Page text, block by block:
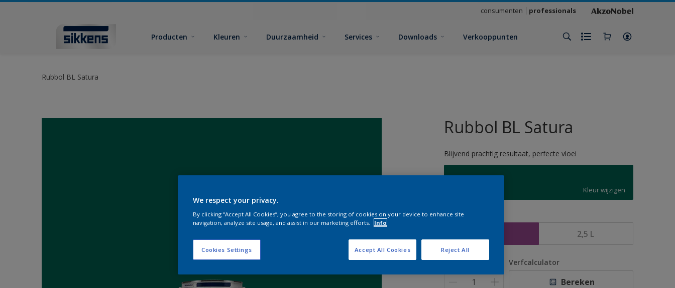
consumenten professionals
Producten Kleuren Duurzaamheid Services Downloads Verkooppunten
Rubbol BL Satura
Rubbol BL Satura
Blijvend prachtig resultaat, perfecte vloei
6026
Kleur wijzigen
Grootte
2,5 L
Aantal Verfcalculator
Bereken
We respect your privacy.
By clicking “Accept All Cookies”, you agree to the storing of cookies on your device to enhance site
navigation, analyze site usage, and assist in our marketing efforts.
Info
Cookies Settings Reject All
Accept All Cookies